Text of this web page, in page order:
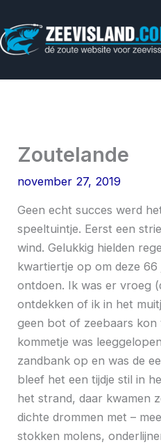
naar
de
Zoutelande
november 27, 2019
Geen echt succes werd
speeltuintje. Eerst een
wind. Gelukkig hielden
kwartiertje op om deze
ontdoen. Ik was er vroeg
ontdekken of ik in het
geen bot of zeebaars kon
kommetje was
zandbank op en was de
bleef het een tijdje stil in
het strand, daar kwamen
dichte drommen met –
stokken molens,